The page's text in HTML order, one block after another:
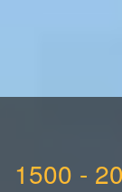
1500 -